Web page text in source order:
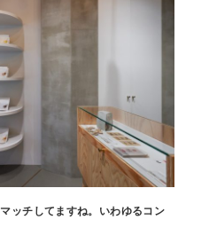
ッチしてますね。いわゆるコン